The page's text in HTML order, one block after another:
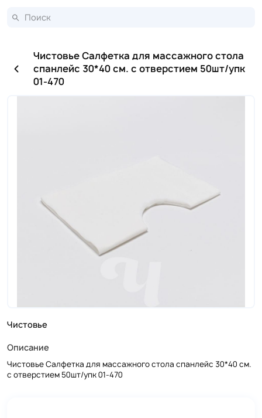
Чистовье Салфетка для массажного стола
спанлейс 30*40 см. с отверстием 50шт/упк
01-470
Чистовье
Описание
Чистовье Салфетка для массажного стола спанлейс 30*40 см.
с отверстием 50шт/упк 01-470